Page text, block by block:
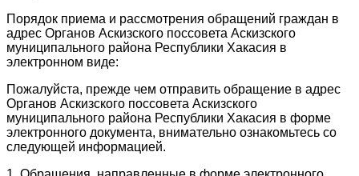
Порядок приема и рассмотрения обращений граждан в
адрес Органов Аскизского поссовета Аскизского
муниципального района Республики Хакасия в
электронном виде:
Пожалуйста, прежде чем отправить обращение в адрес
Органов Аскизского поссовета Аскизского
муниципального района Республики Хакасия в форме
электронного документа, внимательно ознакомьтесь со
следующей информацией.